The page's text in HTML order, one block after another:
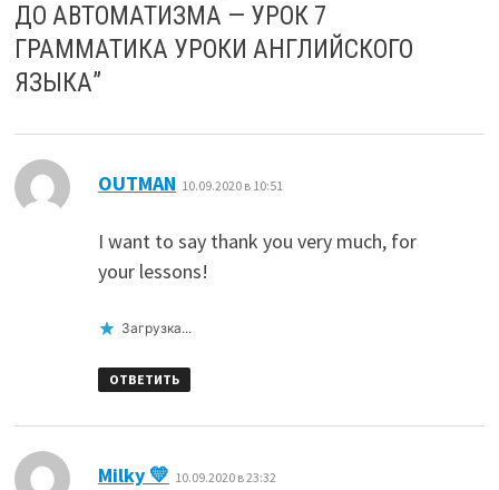
ДО АВТОМАТИЗМА — УРОК 7
ГРАММАТИКА УРОКИ АНГЛИЙСКОГО
ЯЗЫКА”
OUTMAN 10.09.2020 в 10:51
I want to say thank you very much, for
your lessons!
Загрузка...
ОТВЕТИТЬ
Milky 💛 10.09.2020 в 23:32